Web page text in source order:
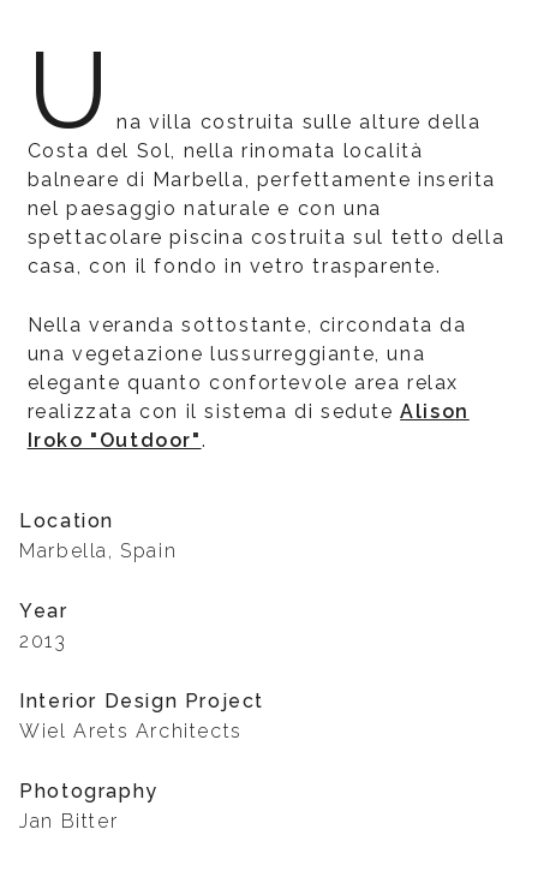
U
na villa costruita sulle alture della
Costa del Sol, nella rinomata località
balneare di Marbella, perfettamente inserita
nel paesaggio naturale e con una
spettacolare piscina costruita sul tetto della
casa, con il fondo in vetro trasparente.
Nella veranda sottostante, circondata da
una vegetazione lussurreggiante, una
elegante quanto confortevole area relax
realizzata con il sistema di seduteAlison
Iroko "Outdoor".
Location
Marbella, Spain
Year
2013
Interior Design Project
Wiel Arets Architects
Photography
Jan Bitter